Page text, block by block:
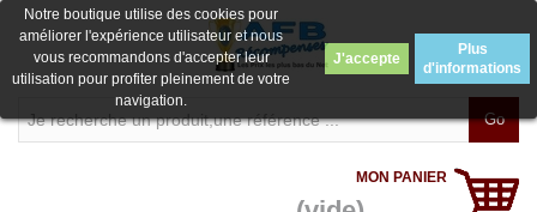
Go
MON PANIER
Notre boutique utilise des cookies pour
améliorer l'expérience utilisateur et nous
vous recommandons d'accepter leur
utilisation pour profiter pleinement de votre
navigation.
J'accepte
Plus
d'informations